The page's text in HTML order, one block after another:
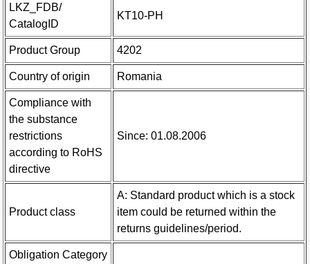
LKZ_FDB/
CatalogID
KT10-PH
Product Group 4202
Country of origin Romania
Compliance with
the substance
restrictions
according to RoHS
directive
Since: 01.08.2006
Product class
A: Standard product which is a stock
item could be returned within the
returns guidelines/period.
Obligation Category